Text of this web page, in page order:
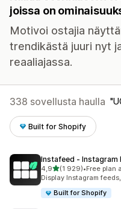
joissa on
Motivoi ostajia
trendikästä juuri nyt
reaaliajassa.
338 sovellusta haulla
Built for Shopify
Instafeed ‑ Instagram
4,9/ 5 tähteä
(1 929)
1929 arvostelua
•Free plan
Display Instagram
Built for Shopify